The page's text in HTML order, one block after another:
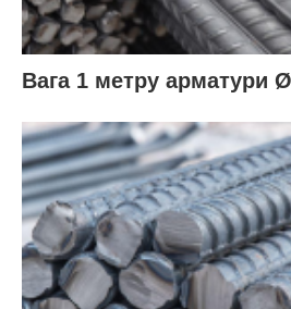
Вага 1 метру арматури